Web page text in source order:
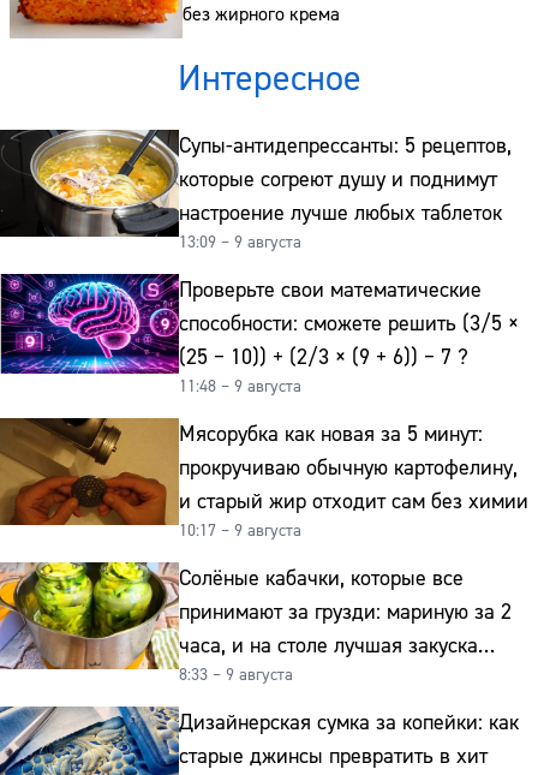
без жирного крема
Интересное
Супы-антидепрессанты: 5 рецептов,
которые согреют душу и поднимут
настроение лучше любых таблеток
13:09 – 9 августа
Проверьте свои математические
способности: сможете решить (3/5 ×
(25 − 10)) + (2/3 × (9 + 6)) − 7 ?
11:48 – 9 августа
Мясорубка как новая за 5 минут:
прокручиваю обычную картофелину,
и старый жир отходит сам без химии
10:17 – 9 августа
Солёные кабачки, которые все
принимают за грузди: мариную за 2
часа, и на столе лучшая закуска
к картошке
8:33 – 9 августа
Дизайнерская сумка за копейки: как
старые джинсы превратить в хит